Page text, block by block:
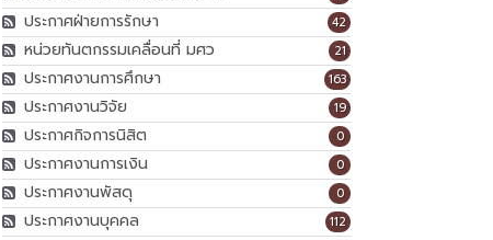
42
ประกาศฝ่ายการรักษา
21
หน่วยทันตกรรมเคลื่อนที่ มศว
163
ประกาศงานการศึกษา
19
ประกาศงานวิจัย
0
ประกาศกิจการนิสิต
0
ประกาศงานการเงิน
0
ประกาศงานพัสดุ
112
ประกาศงานบุคคล